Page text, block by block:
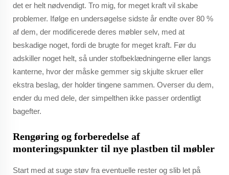
det er helt nødvendigt. Tro mig, for meget kraft vil skabe
problemer. Ifølge en undersøgelse sidste år endte over 80 %
af dem, der modificerede deres møbler selv, med at
beskadige noget, fordi de brugte for meget kraft. Før du
adskiller noget helt, så under stofbeklædningerne eller langs
kanterne, hvor der måske gemmer sig skjulte skruer eller
ekstra beslag, der holder tingene sammen. Overser du dem,
ender du med dele, der simpelthen ikke passer ordentligt
bagefter.
Rengøring og forberedelse af
monteringspunkter til nye plastben til møbler
Start med at suge støv fra eventuelle rester og slib let på